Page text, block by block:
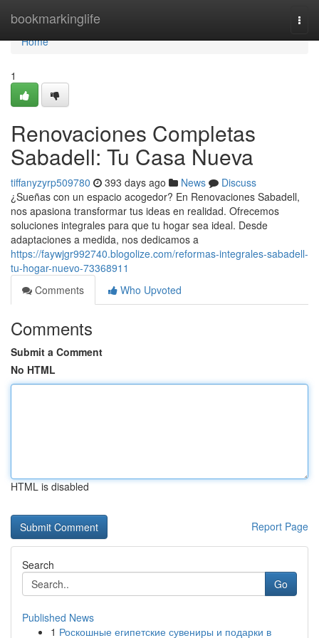
bookmarkinglife
Home
Home
1
Renovaciones Completas
Sabadell: Tu Casa Nueva
tiffanyzyrp509780 393 days ago News
Discuss
¿Sueñas con un espacio acogedor? En Renovaciones Sabadell,
nos apasiona transformar tus ideas en realidad. Ofrecemos
soluciones integrales para que tu hogar sea ideal. Desde
adaptaciones a medida, nos dedicamos a
https://faywjgr992740.blogolize.com/reformas-integrales-sabadell-
tu-hogar-nuevo-73368911
Comments
Who Upvoted
Comments
Submit a Comment
No HTML
HTML is disabled
Report Page
Search
Go
Published News
1 Роскошные египетские сувениры и подарки в